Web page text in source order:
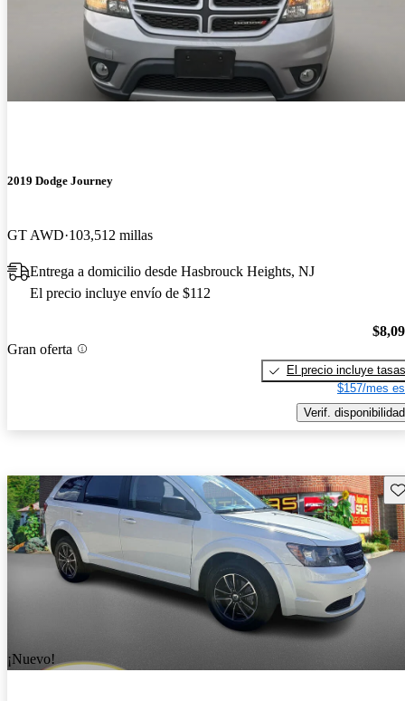
2019 Dodge Journey
GT AWD 103,512 millas
Entrega a domicilio desde Hasbrouck Heights, NJ
El precio incluye envío de $112
Gran oferta
El precio incluye tasas
$157/mes
Verif. disponibilidad
¡Nuevo!